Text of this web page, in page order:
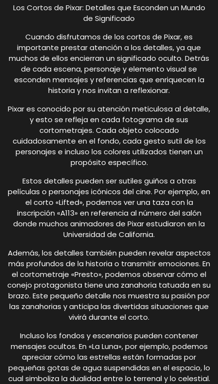
Los Cortos de Pixar: Detalles que Esconden un Mundo
de Significado
Cuando disfrutamos de los cortos de Pixar, es
importante prestar atención a los detalles, ya que
muchos de ellos encierran un significado oculto. Detrás
de cada escena, personaje y elemento visual se
esconden mensajes y referencias que enriquecen la
historia y nos invitan a reflexionar.
Pixar es conocido por su atención meticulosa al detalle,
y esto se refleja en cada fotograma de sus
cortometrajes. Cada objeto colocado
cuidadosamente en el fondo, cada gesto sutil de los
personajes e incluso los colores utilizados tienen un
propósito específico.
Estos detalles pueden ser sutiles guiños a otras
películas o personajes icónicos del cine. Por ejemplo, en
el corto «Lifted», podemos ver una taza con la
inscripción «A113» en referencia al número del salón
donde muchos animadores de Pixar estudiaron en la
Universidad de California.
Además, los detalles también pueden revelar aspectos
más profundos de la historia o transmitir emociones. En
el cortometraje «Presto», podemos observar cómo el
conejo protagonista tiene una zanahoria tatuada en su
brazo. Este pequeño detalle nos muestra su pasión por
las zanahorias y anticipa las divertidas situaciones que
vivirá durante el corto.
Incluso los fondos y escenarios pueden contener
mensajes ocultos. En «La Luna», por ejemplo, podemos
apreciar cómo las estrellas están formadas por
pequeñas gotas de agua suspendidas en el espacio, lo
cual simboliza la dualidad entre lo terrenal y lo celestial.